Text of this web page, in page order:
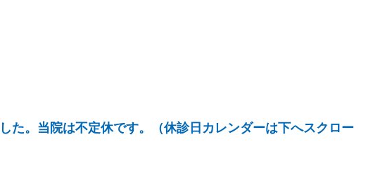
た。当院は不定休です。（休診日カレンダーは下へスクロー